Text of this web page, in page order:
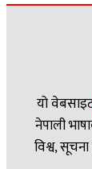
यो
नेपाली
विश्व,